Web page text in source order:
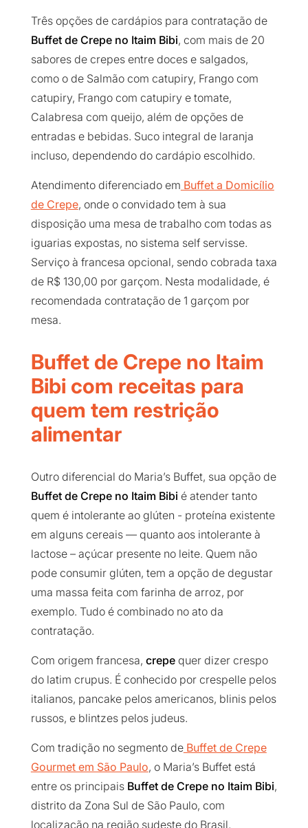
Três opções de cardápios para contratação de
Buffet de Crepe no Itaim Bibi, com mais de 20
sabores de crepes entre doces e salgados,
como o de Salmão com catupiry, Frango com
catupiry, Frango com catupiry e tomate,
Calabresa com queijo, além de opções de
entradas e bebidas. Suco integral de laranja
incluso, dependendo do cardápio escolhido.
Atendimento diferenciado em Buffet a Domicílio
de Crepe, onde o convidado tem à sua
disposição uma mesa de trabalho com todas as
iguarias expostas, no sistema self servisse.
Serviço à francesa opcional, sendo cobrada taxa
de R$ 130,00 por garçom. Nesta modalidade, é
recomendada contratação de 1 garçom por
mesa.
Buffet de Crepe no Itaim
Bibi com receitas para
quem tem restrição
alimentar
Outro diferencial do Maria’s Buffet, sua opção de
Buffet de Crepe no Itaim Bibi é atender tanto
quem é intolerante ao glúten - proteína existente
em alguns cereais — quanto aos intolerante à
lactose – açúcar presente no leite. Quem não
pode consumir glúten, tem a opção de degustar
uma massa feita com farinha de arroz, por
exemplo. Tudo é combinado no ato da
contratação.
Com origem francesa, crepequer dizer crespo
do latim crupus. É conhecido porcrespellepelos
italianos, pancakepelos americanos, blinispelos
russos, eblintzespelos judeus.
Com tradição no segmento deBuffet de Crepe
Gourmet em São Paulo, o Maria’s Buffet está
entre os principais Buffet de Crepe no Itaim Bibi,
distrito da Zona Sul de São Paulo, com
localização na região sudeste do Brasil,